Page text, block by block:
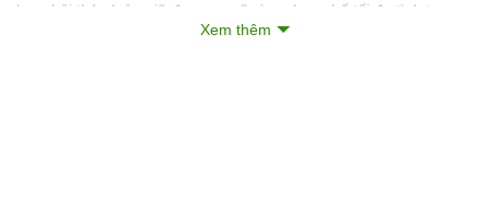
họp, hội thảo luôn giữ được sự rõ ràng, hạn chế tối đa tình trạng
rít hú vốn thường gặp ở những hệ thống lắp đặt không đúng
Xem thêm